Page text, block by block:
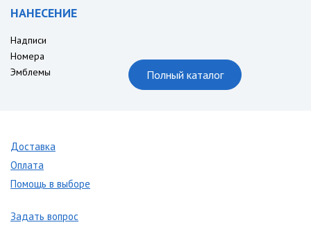
НАНЕСЕНИЕ
Надписи
Номера
Эмблемы
Полный каталог
Доставка
Оплата
Помощь в выборе
Задать вопрос